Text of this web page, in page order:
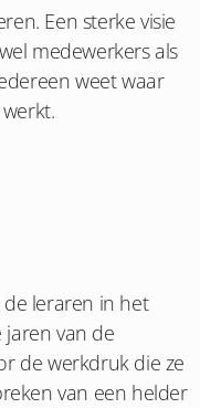
Een sterke visie
medewerkers als
weet waar
de leraren in het
van de
de werkdruk die ze
van een helder